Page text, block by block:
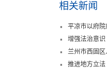
相关新闻
平凉市以府
增强法治意
兰州市西固
推进地方立